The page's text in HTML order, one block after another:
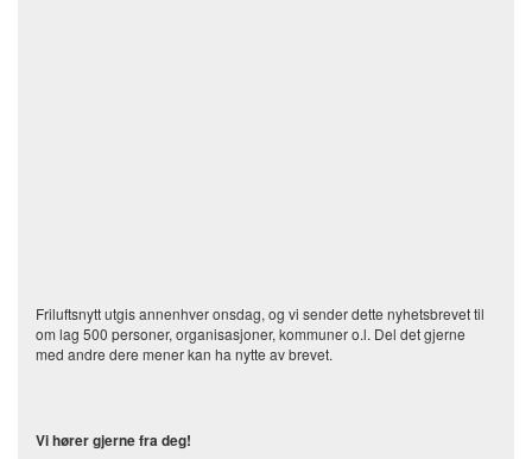
Friluftsnytt utgis annenhver onsdag, og vi sender dette nyhetsbrevet til
om lag 500 personer, organisasjoner, kommuner o.l. Del det gjerne
med andre dere mener kan ha nytte av brevet.
Vi hører gjerne fra deg!